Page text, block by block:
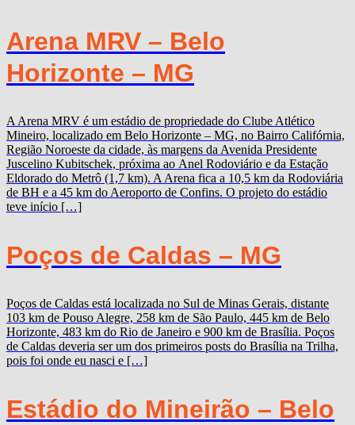
Arena MRV – Belo
Horizonte – MG
A Arena MRV é um estádio de propriedade do Clube Atlético
Mineiro, localizado em Belo Horizonte – MG, no Bairro Califórnia,
Região Noroeste da cidade, às margens da Avenida Presidente
Juscelino Kubitschek, próxima ao Anel Rodoviário e da Estação
Eldorado do Metrô (1,7 km). A Arena fica a 10,5 km da Rodoviária
de BH e a 45 km do Aeroporto de Confins. O projeto do estádio
teve início […]
Poços de Caldas – MG
Poços de Caldas está localizada no Sul de Minas Gerais, distante
103 km de Pouso Alegre, 258 km de São Paulo, 445 km de Belo
Horizonte, 483 km do Rio de Janeiro e 900 km de Brasília. Poços
de Caldas deveria ser um dos primeiros posts do Brasília na Trilha,
pois foi onde eu nasci e […]
Estádio do Mineirão – Belo